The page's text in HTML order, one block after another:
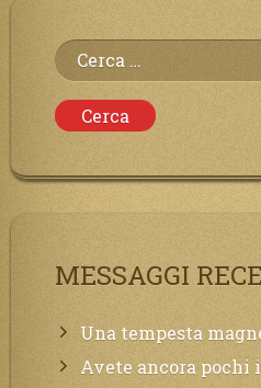
Ricerca
per:
MESSAGGI
Una tempesta magnetica è in corso, questa generazione patirà. Il
Avete ancora pochi istanti per convertirvi, non perdete tempo, la